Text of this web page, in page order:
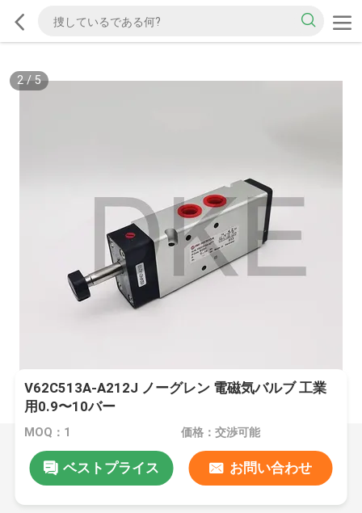
2/5
V62C513A-A212J ノーグレン 電磁気バルブ 工業
用0.9〜10バー
MOQ：1 価格：交渉可能
ベストプライス お問い合わせ